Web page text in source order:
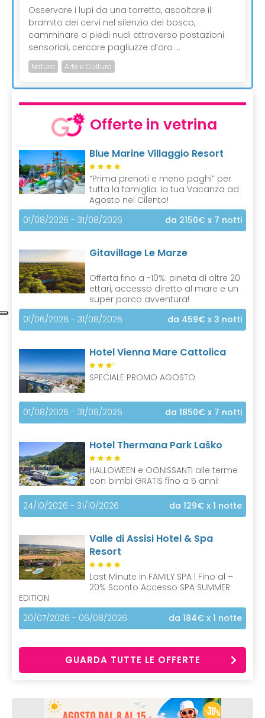
Osservare i lupi da una torretta, ascoltare il
bramito dei cervi nel silenzio del bosco,
camminare a piedi nudi attraverso postazioni
sensoriali, cercare pagliuzze d’oro ...
Natura Arte e Cultura
Offerte in vetrina
Blue Marine Villaggio Resort
“Prima prenoti e meno paghi” per
tutta la famiglia: la tua Vacanza ad
Agosto nel Cilento!
01/08/2026 - 31/08/2026
da 2150€ x 7 notti
Gitavillage Le Marze
Offerta fino a -10%: pineta di oltre 20
ettari, accesso diretto al mare e un
super parco avventura!
01/06/2026 - 31/08/2026
da 459€ x 3 notti
Hotel Vienna Mare Cattolica
S
SPECIALE PROMO AGOSTO
01/08/2026 - 31/08/2026 da 1850€ x 7 notti
Hotel Thermana Park Laško
HALLOWEEN e OGNISSANTI alle terme
con bimbi GRATIS fino a 5 anni!
24/10/2026 - 31/10/2026 da 129€ x 1 notte
Valle di Assisi Hotel & Spa
Resort
Last Minute in FAMILY SPA | Fino al –
20% Sconto Accesso SPA SUMMER
EDITION
20/07/2026 - 06/08/2026
da 184€ x 1 notte
GUARDA TUTTE LE OFFERTE